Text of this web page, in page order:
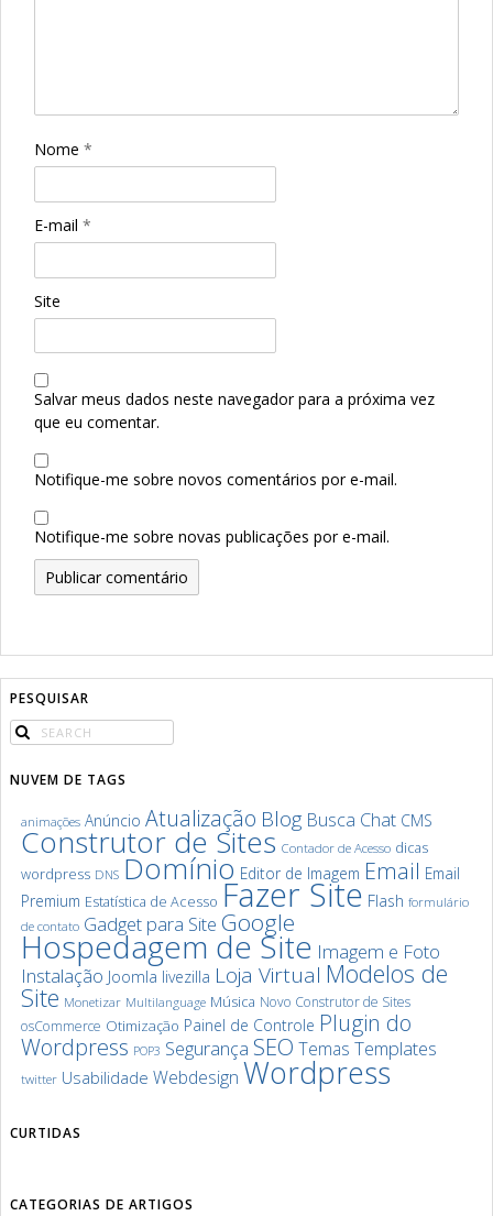
Nome *
E-mail *
Site
Salvar meus dados neste navegador para a próxima vez
que eu comentar.
Notifique-me sobre novos comentários por e-mail.
Notifique-me sobre novas publicações por e-mail.
PESQUISAR
NUVEM DE TAGS
animações Anúncio Atualização Blog Busca Chat CMS
Construtor de Sites Contador de Acesso dicas
wordpress DNS Domínio Editor de Imagem Email Email
Premium Estatística de Acesso Fazer Site Flash formulário
de contato Gadget para Site Google
Hospedagem de Site Imagem e Foto
Instalação Joomla livezilla Loja Virtual Modelos de
Site Monetizar Multilanguage Música Novo Construtor de Sites
osCommerce Otimização Painel de Controle Plugin do
Wordpress POP3 Segurança SEO Temas Templates
twitter Usabilidade Webdesign Wordpress
CURTIDAS
CATEGORIAS DE ARTIGOS